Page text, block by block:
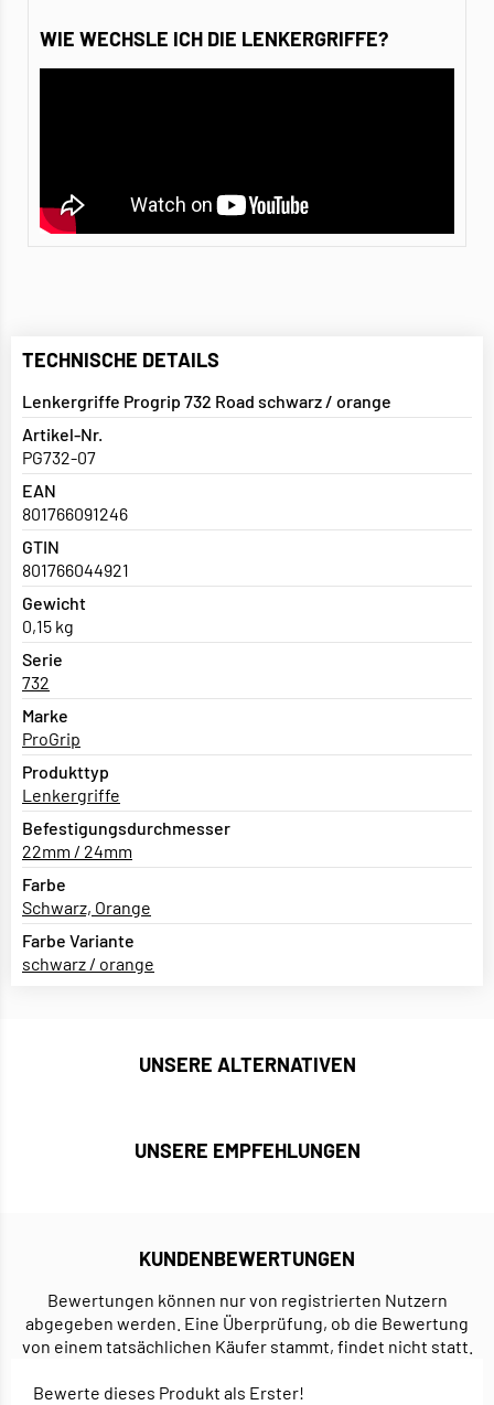
WIE WECHSLE ICH DIE LENKERGRIFFE?
TECHNISCHE DETAILS
Lenkergriffe Progrip 732 Road schwarz / orange
Artikel-Nr.
PG732-07
EAN
801766091246
GTIN
801766044921
Gewicht
0,15 kg
Serie
732
Marke
ProGrip
Produkttyp
Lenkergriffe
Befestigungsdurchmesser
22mm / 24mm
Farbe
Schwarz, Orange
Farbe Variante
schwarz / orange
UNSERE ALTERNATIVEN
UNSERE EMPFEHLUNGEN
KUNDENBEWERTUNGEN
Bewertungen können nur von registrierten Nutzern
abgegeben werden. Eine Überprüfung, ob die Bewertung
von einem tatsächlichen Käufer stammt, findet nicht statt.
Bewerte dieses Produkt als Erster!